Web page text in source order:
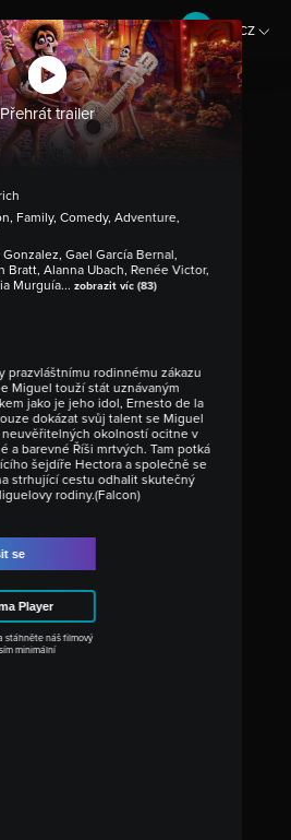
CZ
EN
Přehrát trailer
Family, Comedy, Adventure,
Gael García Bernal,
Bratt, Alanna Ubach, Renée Victor,
Murguía... zobrazit víc (83)
prazvláštnímu rodinnému zákazu
Miguel touží stát uznávaným
jako je jeho idol, Ernesto de la
dokázat svůj talent se Miguel
okolností ocitne v
a barevné Říši mrtvých. Tam potká
šejdíře Hectora a společně se
strhující cestu odhalit skutečný
rodiny.(Falcon)
se
Player
stáhněte náš filmový
minimální